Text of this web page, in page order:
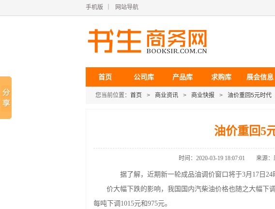
手机版 网站导航
首页 公司库 产品库 求购库 展会信息
您当前位置： 首页 > 商业资讯 > 商业快报 > 油价重回5元时代
油价重回5
时间：2020-03-19 18:07:01 来源：
据了解，近期新一轮成品油调价窗口将于3月17日24
价大幅下跌的影响，我国国内汽柴油价格也随之大幅下
每吨下调1015元和975元。